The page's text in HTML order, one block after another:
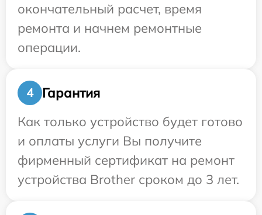
окончательный расчет, время
ремонта и начнем ремонтные
операции.
4
Гарантия
Как только устройство будет готово
и оплаты услуги Вы получите
фирменный сертификат на ремонт
устройства Brother сроком до 3 лет.